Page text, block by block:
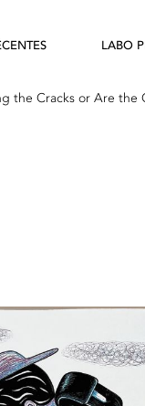
LABO
the Cracks or Are the